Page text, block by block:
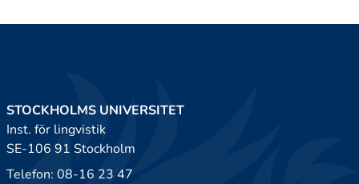
STOCKHOLMS UNIVERSITET
Inst. för lingvistik
SE-106 91 Stockholm
Telefon: 08-16 23 47